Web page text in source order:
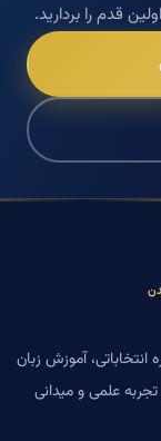
قدم را بردارید.
آموزش زبان
و برندسازی شخصی با بیش از ۳۰ سال تجربه علمی و میدانی